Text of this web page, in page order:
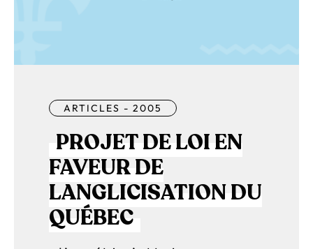
ARTICLES - 2005
PROJET DE LOI EN
FAVEUR DE
LANGLICISATION DU
QUÉBEC